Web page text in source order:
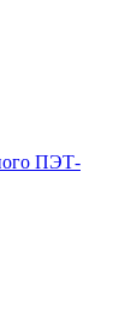
ПЭТ-